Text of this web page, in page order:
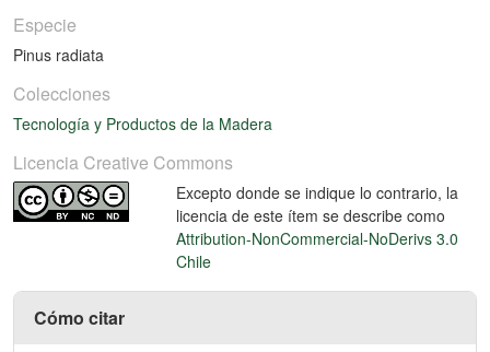
Especie
Pinus radiata
Colecciones
Tecnología y Productos de la Madera
Licencia Creative Commons
Excepto donde se indique lo contrario, la
licencia de este ítem se describe como
Attribution-NonCommercial-NoDerivs 3.0
Chile
Cómo citar